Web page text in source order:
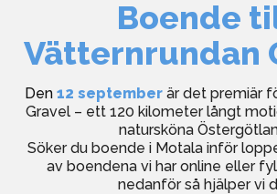
Kundtjänst
Boende
Vätternrundan
Den12 septemberär det premiär
Gravel – ett 120 kilometer långt
natursköna
Söker du boende i Motala inför
av boendena vi har online eller
nedanför så hjälper vi